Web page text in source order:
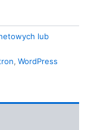
lub
, WordPress